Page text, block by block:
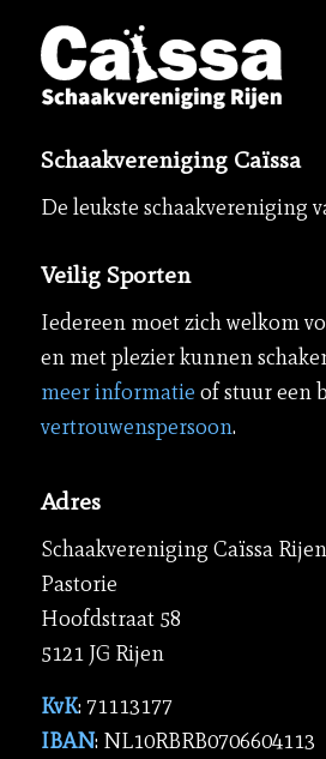
Schaakvereniging Caïssa
De leukste schaakvereniging
Veilig Sporten
Iedereen moet zich welkom
en met plezier kunnen
meer informatie of stuur een
vertrouwenspersoon.
Adres
Schaakvereniging Caïssa Rijen
Pastorie
Hoofdstraat 58
5121 JG Rijen
KvK: 71113177
IBAN: NL10RBRB0706604113